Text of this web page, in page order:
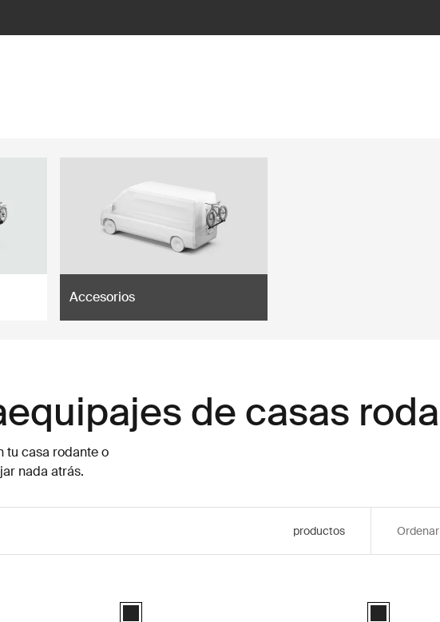
Accesorios
de casas
tu casa rodante o
nada atrás.
productos
protector para cuadros de carbono negro Black
Negro (selected) Black (selected) Black